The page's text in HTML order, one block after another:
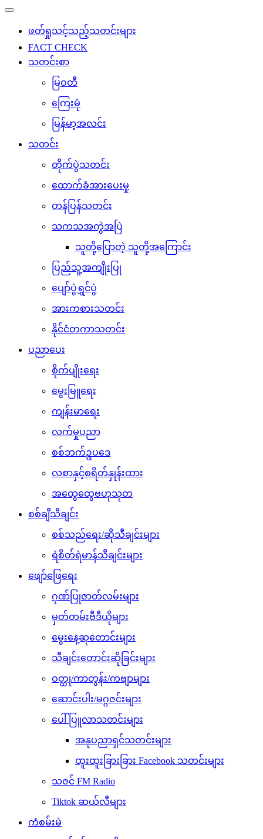
ဖတ်ရှုသင့်သည့်သတင်းများ
FACT CHECK
သတင်းစာ
မြဝတီ
ကြေးမုံ
မြန်မာ့အလင်း
သတင်း
တိုက်ပွဲသတင်း
ထောက်ခံအားပေးမှု
တန်ပြန်သတင်း
သကသအကွဲအပြဲ
သူတို့ပြောတဲ့ သူတို့အကြောင်း
ပြည်သူ့အကျိုးပြု
ပျော်ပွဲရွှင်ပွဲ
အားကစားသတင်း
နိုင်ငံတကာသတင်း
ပညာပေး
စိုက်ပျိုးရေး
မွေးမြူရေး
ကျန်းမာရေး
လက်မှုပညာ
စစ်ဘက်ဥပဒေ
လစာနှင့်စရိတ်နှုန်းထား
အထွေထွေဗဟုသုတ
စစ်ချီသီချင်း
စစ်သည်ရေး/ဆိုသီချင်းများ
ရဲစိတ်ရဲမာန်သီချင်းများ
ဖျော်ဖြေရေး
ဂုဏ်ပြုဇာတ်လမ်းများ
မှတ်တမ်းဗီဒီယိုများ
မွေးနေ့ဆုတောင်းများ
သီချင်းတောင်းဆိုခြင်းများ
ဝတ္ထု/ကာတွန်း/ကဗျာများ
ဆောင်းပါး/မဂ္ဂဇင်းများ
ပေါ်ပြူလာသတင်းများ
အနုပညာရှင်သတင်းများ
ထူးထူးခြားခြား Facebook သတင်းများ
သဇင် FM Radio
Tiktok ဆယ်လီများ
ကံစမ်းမဲ